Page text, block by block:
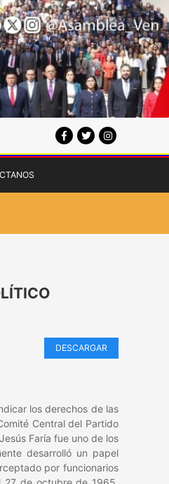
DESCARGAR
los derechos de las
Central del Partido
Faría fue uno de los
desarrolló un papel
por funcionarios